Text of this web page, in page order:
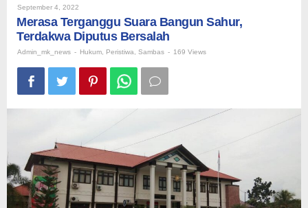
Bangun
Sahur,
Diputus
Bersalah
September 4, 2022
Merasa Terganggu Suara Bangun Sahur,
Terdakwa Diputus Bersalah
Admin_mk_news - Hukum Peristiwa Sambas - 169 Views